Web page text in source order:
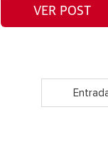
VER POST